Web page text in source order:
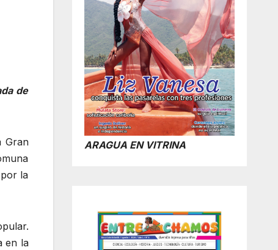
de
Gran
la
en la
ARAGUA EN VITRINA